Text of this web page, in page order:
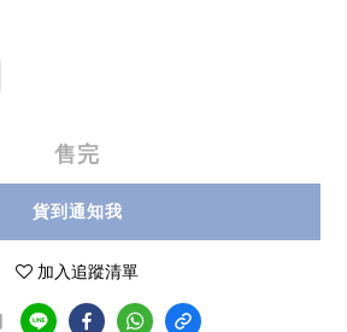
售完
貨到通知我
加入追蹤清單